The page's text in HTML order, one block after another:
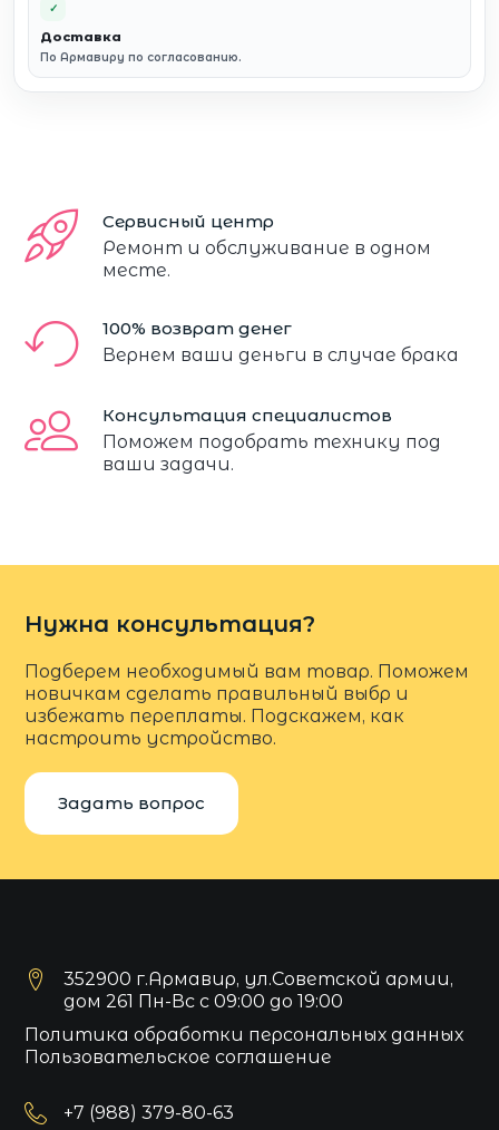
✓
Доставка
По Армавиру по согласованию.
Сервисный центр
Ремонт и обслуживание в одном
месте.
100% возврат денег
Вернем ваши деньги в случае брака
Консультация специалистов
Поможем подобрать технику под
ваши задачи.
Нужна консультация?
Подберем необходимый вам товар. Поможем
новичкам сделать правильный выбр и
избежать переплаты. Подскажем, как
настроить устройство.
Задать вопрос
352900 г.Армавир, ул.Советской армии,
дом 261 Пн-Вс с 09:00 до 19:00
Политика обработки персональных данных
Пользовательское соглашение
+7 (988) 379-80-63